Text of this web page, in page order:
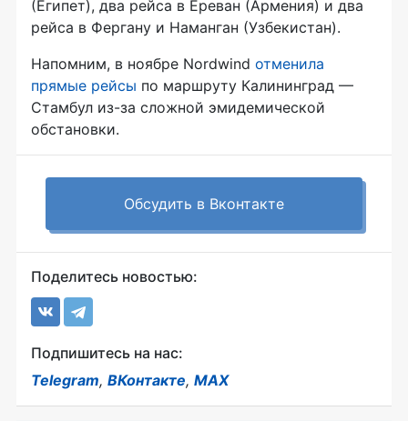
(Египет), два рейса в Ереван (Армения) и два
рейса в Фергану и Наманган (Узбекистан).
Напомним, в ноябре Nordwind отменила
прямые рейсы по маршруту Калининград —
Стамбул из-за сложной эмидемической
обстановки.
Обсудить в Вконтакте
Поделитесь новостью:
Подпишитесь на нас:
Telegram, ВКонтакте, MAX